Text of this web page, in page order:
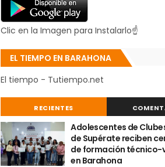
Clic en la Imagen para Instalarlo☝
EL TIEMPO EN BARAHONA
El tiempo - Tutiempo.net
RECIENTES
Adolescentes de
de Supérate reciben
de formación técnico-
en Barahona